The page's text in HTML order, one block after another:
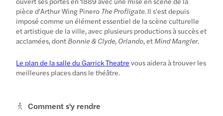
pièce d'Arthur Wing Pinero The Profligate. Il s'est depuis
imposé comme un élément essentiel de la scène culturelle
et artistique de la ville, avec plusieurs productions à succès et
acclamées, dont Bonnie & Clyde, Orlando, et Mind Mangler.
Le plan de la salle du Garrick Theatre vous aidera à trouver les
meilleures places dans le théâtre.
Comment s'y rendre